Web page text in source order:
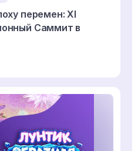
перемен: XI
Саммит в